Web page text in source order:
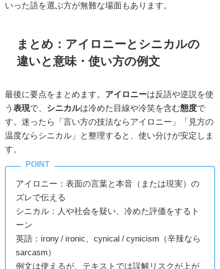
いった語を選ぶ方が無難な場面もあります。
まとめ：アイロニーとシニカルの
違いと意味・使い方の例文
最後に要点をまとめます。 アイロニーは反語や逆説を使
う 表現で、 シニカルは冷めた目線や冷笑を含む態度で
す。迷ったら「言い方の技法ならアイロニー」「見方の
温度ならシニカル」と整理すると、使い分けが安定しま
す。
アイロニー：表面の言葉と本音（または現実）の
ズレで伝える
シニカル：人や社会を疑い、冷めた評価をするト
ーン
英語：irony / ironic、cynical / cynicism（辛辣なら
sarcasm）
例文は使えるが、テキストでは誤解リスクが上が